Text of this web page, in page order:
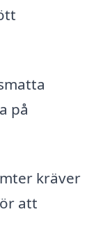
på
kräver
att